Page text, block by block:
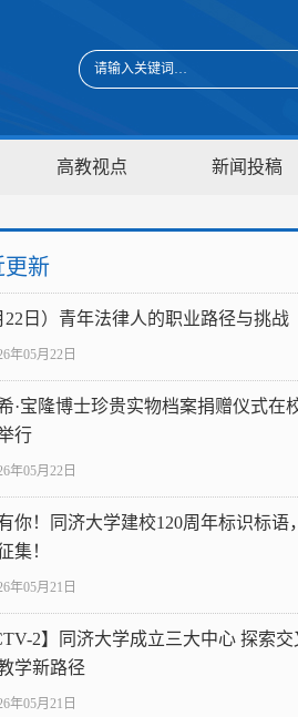
高教视点 新闻投稿
更新
22日）青年法律人的职业路径与挑战
年05月22日
·宝隆博士珍贵实物档案捐赠仪式在
行
年05月22日
你！同济大学建校120周年标识标语
集！
年05月21日
2】同济大学成立三大中心 探索交
学新路径
年05月21日